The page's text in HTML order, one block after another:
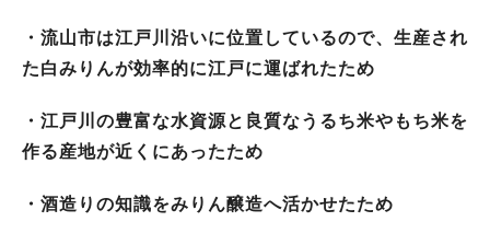
・流山市は江戸川沿いに位置しているので、生産され
た白みりんが効率的に江戸に運ばれたため
・江戸川の豊富な水資源と良質なうるち米やもち米を
作る産地が近くにあったため
・酒造 りの知識をみりん醸造へ活かせたため